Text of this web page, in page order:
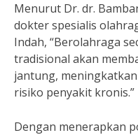
Menurut Dr. dr.
dokter spesialis
Indah, “Berolahraga
tradisional akan
jantung,
risiko penyakit kronis.”
Dengan menerapkan